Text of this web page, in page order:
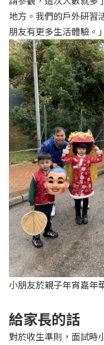
地方。我們的戶外研習
朋友有更多生活體驗。」
小朋友於親子年宵嘉年
給家長的話
對於收生準則，面試時